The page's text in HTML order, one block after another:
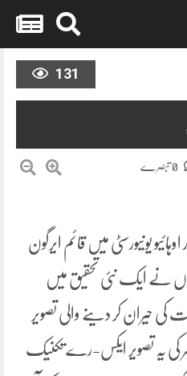
131
یونیورسٹی میں قائم ایرگون
نے ایک نئی تحقیق میں
کی حیران کر دینے والی تصویر
کی یہ تصویر ایکس-رے تکنیک